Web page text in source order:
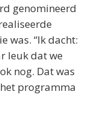
genomineerd
was. “Ik dacht:
leuk dat we
nog. Dat was
programma